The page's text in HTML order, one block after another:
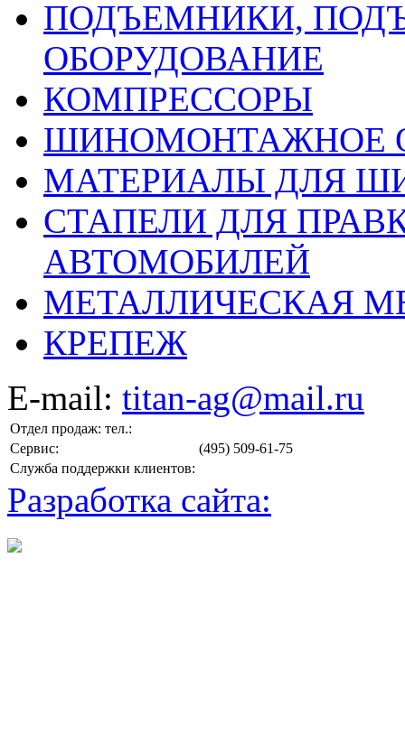
ПОДЪЕМНИКИ,
ОБОРУДОВАНИЕ
КОМПРЕССОРЫ
ШИНОМОНТАЖНОЕ
МАТЕРИАЛЫ ДЛЯ
СТАПЕЛИ ДЛЯ
АВТОМОБИЛЕЙ
МЕТАЛЛИЧЕСКАЯ
КРЕПЕЖ
E-mail: titan-ag@mail.ru
Отдел продаж: тел.:
(495) 509-61-75
Сервис:
Служба поддержки клиентов:
Разработка сайта: